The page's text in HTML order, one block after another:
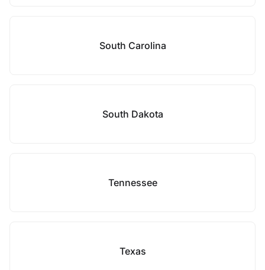
South Carolina
South Dakota
Tennessee
Texas